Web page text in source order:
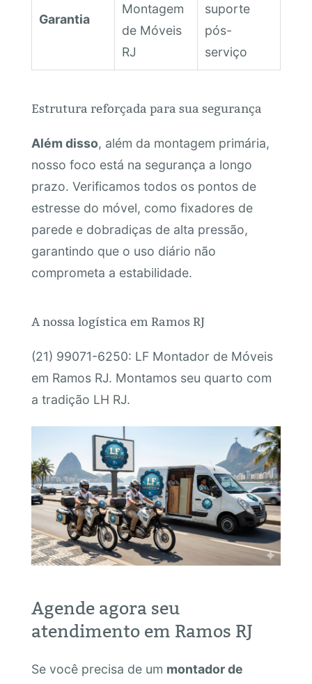
Garantia
Montagem
de Móveis
RJ
suporte
pós-
serviço
Estrutura reforçada para sua segurança
Além disso, além da montagem primária,
nosso foco está na segurança a longo
prazo. Verificamos todos os pontos de
estresse do móvel, como fixadores de
parede e dobradiças de alta pressão,
garantindo que o uso diário não
comprometa a estabilidade.
A nossa logística em Ramos RJ
(21) 99071-6250: LF Montador de Móveis
em Ramos RJ. Montamos seu quarto com
a tradição LH RJ.
Agende agora seu
atendimento em Ramos RJ
Se você precisa de um montador de